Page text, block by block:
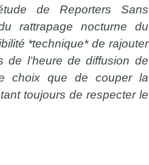
de Reporters Sans
rattrapage nocturne du
*technique* de rajouter
de l’heure de diffusion de
choix que de couper la
toujours de respecter le